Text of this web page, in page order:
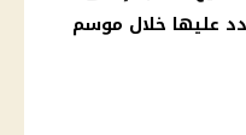
عليها خلال موسم